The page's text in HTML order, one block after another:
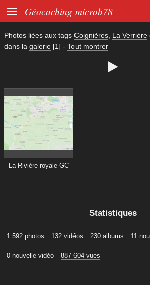
 Géocaching microb78
Photos liées aux tags Coignières La Verrière
dans la galerie [1] - Tout montrer

La Rivière royale GC
Statistiques
1 592 photos 132 vidéos 230 albums 11
0 nouvelle vidéo 887 604 vues